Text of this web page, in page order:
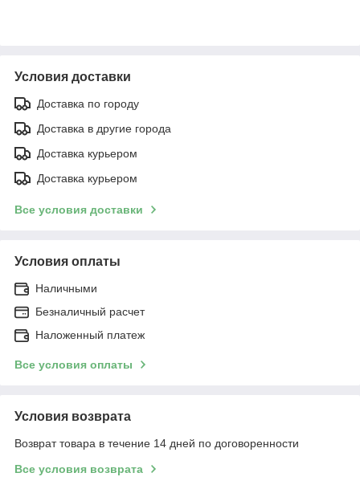
Условия доставки
Доставка по городу
Доставка в другие города
Доставка курьером
Доставка курьером
Все условия доставки
Условия оплаты
Наличными
Безналичный расчет
Наложенный платеж
Все условия оплаты
Условия возврата
Возврат товара в течение 14 дней по договоренности
Все условия возврата